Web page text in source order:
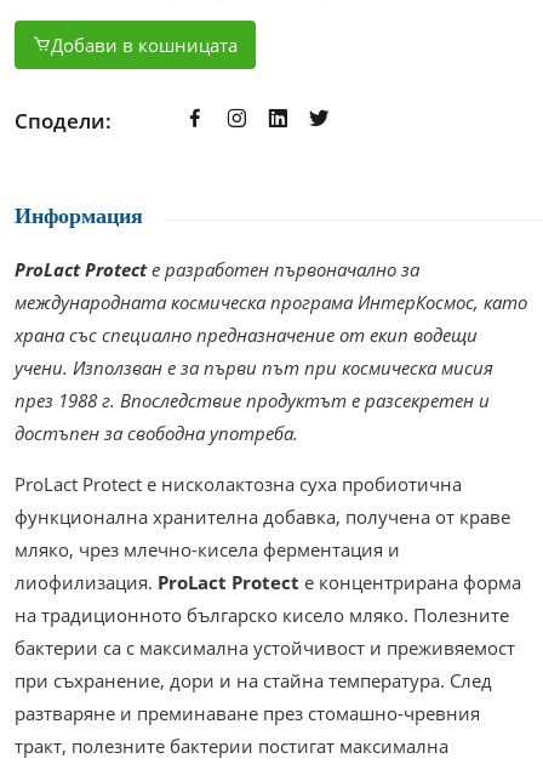
Добави в кошницата
Сподели:
Информация
ProLact Protectе разработен първоначално за
международната космическа програма ИнтерКосмос, като
храна със специално предназначение от екип водещи
учени. Използван е за първи път при космическа мисия
през 1988 г. Впоследствие продуктът е разсекретен и
достъпен за свободна употреба.
ProLact Protect е нисколактозна суха пробиотична
функционална хранителна добавка, получена от краве
мляко, чрез млечно-кисела ферментация и
лиофилизация. ProLact Protect е концентрирана форма
на традиционното българско кисело мляко. Полезните
бактерии са с максимална устойчивост и преживяемост
при съхранение, дори и на стайна температура. След
разтваряне и преминаване през стомашно-чревния
тракт, полезните бактерии постигат максимална